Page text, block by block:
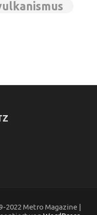
2022 Metro Magazine |